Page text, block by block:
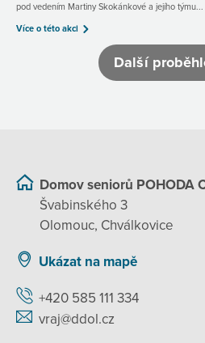
pod vedením Martiny Skokánkové a jejího týmu...
Více o této akci
Další
Domov seniorů POHODA
Švabinského 3
Olomouc, Chválkovice
Ukázat na mapě
+420 585 111 334
vraj@ddol.cz